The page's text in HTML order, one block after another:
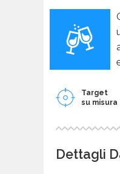
Target
su misura
Dettagli